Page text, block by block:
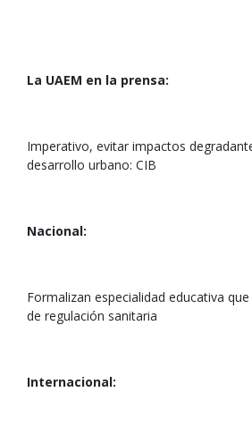
La UAEM en la prensa:
Imperativo, evitar impactos
desarrollo urbano: CIB
Nacional:
Formalizan especialidad educativa
de regulación sanitaria
Internacional: